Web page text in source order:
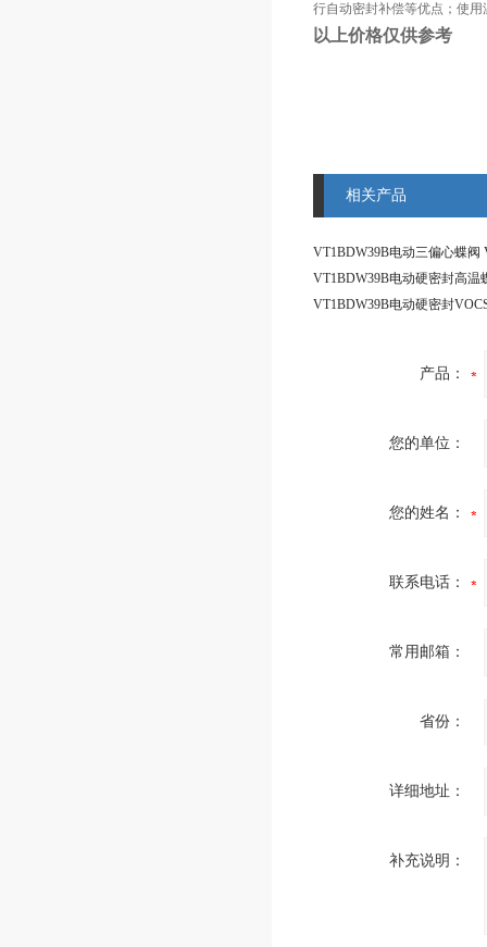
行自动密封补偿等优点；使
以上价格仅供参考
相关产品
产品：
您的单位：
您的姓名：
联系电话：
常用邮箱：
省份：
详细地址：
补充说明：